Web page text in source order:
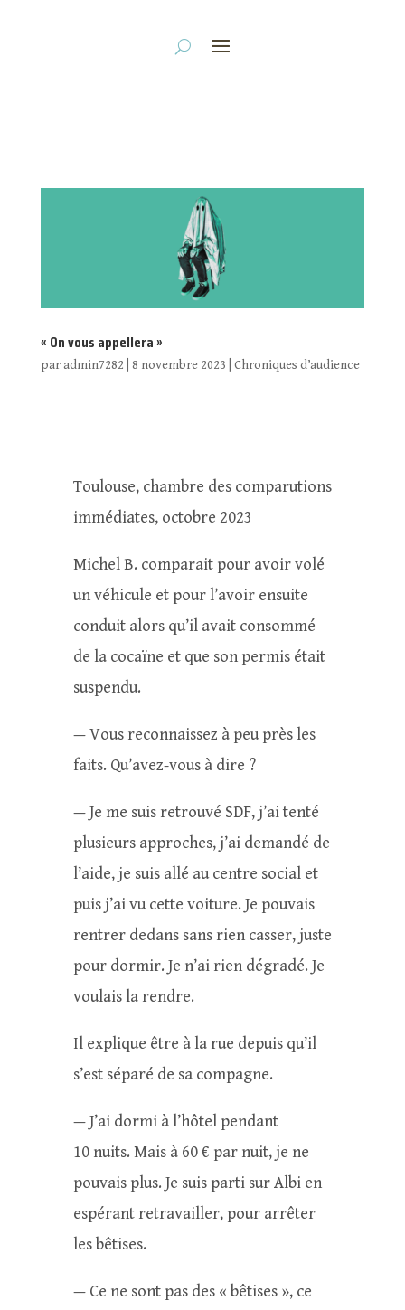
« On vous appellera »
paradmin7282 8 novembre 2023 Chroniques d’audience
Toulouse, chambre des comparutions
immédiates, octobre 2023
Michel B. comparait pour avoir volé
un véhicule et pour l’avoir ensuite
conduit alors qu’il avait consommé
de la cocaïne et que son permis était
suspendu.
— Vous reconnaissez à peu près les
faits. Qu’avez-vous à dire ?
— Je me suis retrouvé SDF, j’ai tenté
plusieurs approches, j’ai demandé de
l’aide, je suis allé au centre social et
puis j’ai vu cette voiture. Je pouvais
rentrer dedans sans rien casser, juste
pour dormir. Je n’ai rien dégradé. Je
voulais la rendre.
Il explique être à la rue depuis qu’il
s’est séparé de sa compagne.
— J’ai dormi à l’hôtel pendant
10 nuits. Mais à 60 € par nuit, je ne
pouvais plus. Je suis parti sur Albi en
espérant retravailler, pour arrêter
les bêtises.
— Ce ne sont pas des « bêtises », ce